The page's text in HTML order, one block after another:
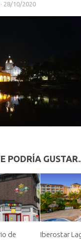
· 28/10/2020
PODRÍA
de
Iberostar